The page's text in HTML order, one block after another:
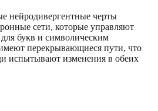
нейродивергентные черты
сети, которые управляют
букв и символическим
перекрывающиеся пути, что
испытывают изменения в обеих